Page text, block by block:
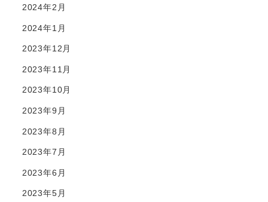
2024年2月
2024年1月
2023年12月
2023年11月
2023年10月
2023年9月
2023年8月
2023年7月
2023年6月
2023年5月